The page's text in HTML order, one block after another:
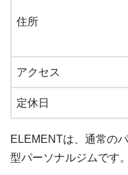
住所
アクセス
定休日
ELEMENTは、通常の
型パーソナルジムです。